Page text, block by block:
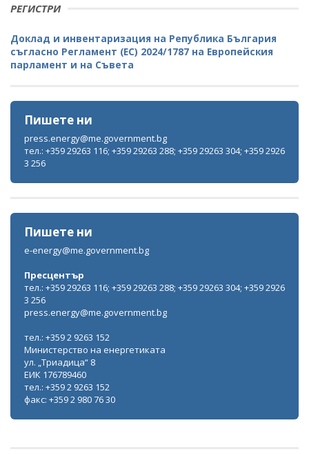
РЕГИСТРИ
Доклад и инвентаризация на Република България
съгласно Регламент (ЕС) 2024/1787 на Европейския
парламент и на Съвета
Пишете ни
press.energy@me.government.bg
тел.: +359 29263 116; +359 29263 288; +359 29263 304; +359 2926
3 256
Пишете ни
e-energy@me.government.bg
Пресцентър
тел.: +359 29263 116; +359 29263 288; +359 29263 304; +359 2926
3 256
press.energy@me.government.bg
тел.: +359 2 9263 152
Министерство на енергетиката
ул. „Триадица“ 8
ЕИК 176789460
тел.: +359 2 9263 152
факс: +359 2 980 76 30